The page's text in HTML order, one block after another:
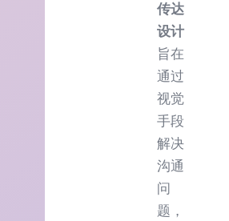
传达
设计
旨在
通过
视觉
手段
解决
沟通
问
题，